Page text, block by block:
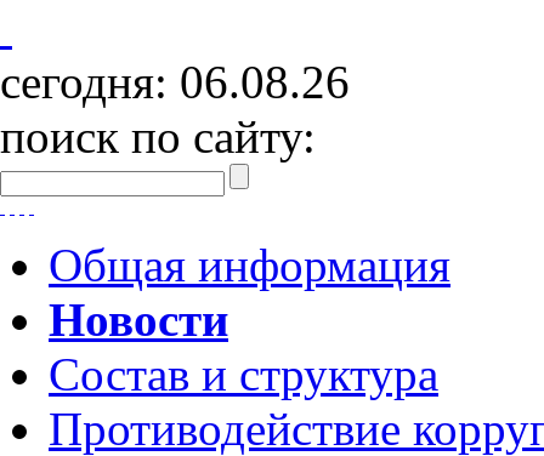
сегодня: 06.08.26
поиск по сайту:
Общая информация
Новости
Состав и структура
Противодействие